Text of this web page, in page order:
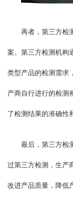
再者，第三方检
案。第三方检测机构
类型产品的检测需求
产商自行进行的检测
了检测结果的准确性
最后，第三方检
过第三方检测，生产
改进产品质量，降低